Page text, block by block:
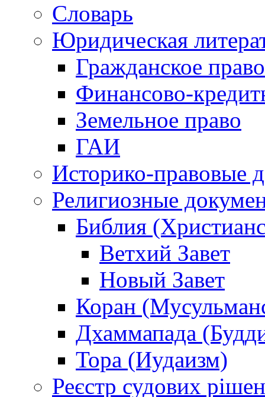
Словарь
Юридическая
Гражданское право
Финансово-
Земельное право
ГАИ
Историко-правовые
Религиозные
Библия
Ветхий Завет
Новый Завет
Коран
Дхаммапада
Тора (Иудаизм)
Реєстр судових